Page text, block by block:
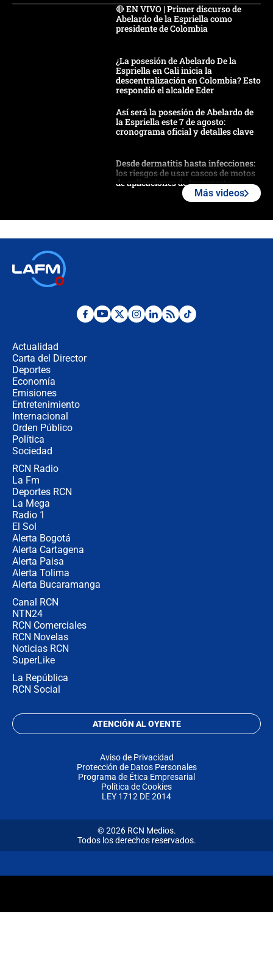
🔴 EN VIVO | Primer discurso de
Abelardo de la Espriella como
presidente de Colombia
¿La posesión de Abelardo De la
Espriella en Cali inicia la
descentralización en Colombia? Esto
respondió el alcalde Eder
Así será la posesión de Abelardo de
la Espriella este 7 de agosto:
cronograma oficial y detalles clave
Desde dermatitis hasta infecciones:
los riesgos de usar cascos de motos
de aplicaciones de transporte
Posesión de Abelardo De La Espriella
Más videos
Actualidad
Carta del Director
Deportes
Economía
Emisiones
Entretenimiento
Internacional
Orden Público
Política
Sociedad
RCN Radio
La Fm
Deportes RCN
La Mega
Radio 1
El Sol
Alerta Bogotá
Alerta Cartagena
Alerta Paisa
Alerta Tolima
Alerta Bucaramanga
Canal RCN
NTN24
RCN Comerciales
RCN Novelas
Noticias RCN
SuperLike
La República
RCN Social
ATENCIÓN AL OYENTE
Aviso de Privacidad
Protección de Datos Personales
Programa de Ética Empresarial
Política de Cookies
LEY 1712 DE 2014
© 2026 RCN Medios.
Todos los derechos reservados.